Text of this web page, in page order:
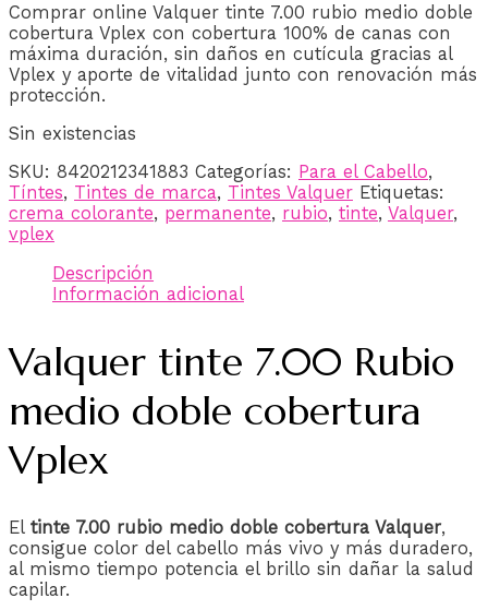
Comprar online Valquer tinte 7.00 rubio medio doble
cobertura Vplex con cobertura 100% de canas con
máxima duración, sin daños en cutícula gracias al
Vplex y aporte de vitalidad junto con renovación más
protección.
Sin existencias
SKU: 8420212341883 Categorías: Para el Cabello,
Tíntes, Tintes de marca, Tintes Valquer Etiquetas:
crema colorante, permanente, rubio, tinte, Valquer,
vplex
Descripción
Información adicional
Valquer tinte 7.00 Rubio
medio doble cobertura
Vplex
El tinte 7.00 rubio medio doble cobertura Valquer,
consigue color del cabello más vivo y más duradero,
al mismo tiempo potencia el brillo sin dañar la salud
capilar.